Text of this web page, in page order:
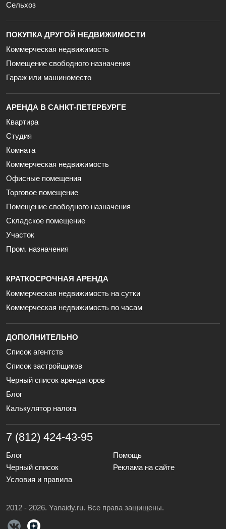
Сельхоз
ПОКУПКА ДРУГОЙ НЕДВИЖИМОСТИ
Коммерческая недвижимость
Помещение свободного назначения
Гараж или машиноместо
АРЕНДА В САНКТ-ПЕТЕРБУРГЕ
Квартира
Студия
Комната
Коммерческая недвижимость
Офисные помещения
Торговое помещение
Помещение свободного назначения
Складское помещение
Участок
Пром. назначения
КРАТКОСРОЧНАЯ АРЕНДА
Коммерческая недвижимость на сутки
Коммерческая недвижимость по часам
ДОПОЛНИТЕЛЬНО
Список агентств
Список застройщиков
Черный список арендаторов
Блог
Калькулятор налога
7 (812) 424-43-95
Блог
Помощь
Черный список
Реклама на сайте
Условия и правила
2012 - 2026. Yanaidy.ru. Все права защищены.